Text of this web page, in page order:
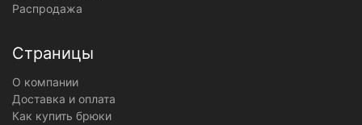
Распродажа
Страницы
О компании
Доставка и оплата
Как купить брюки